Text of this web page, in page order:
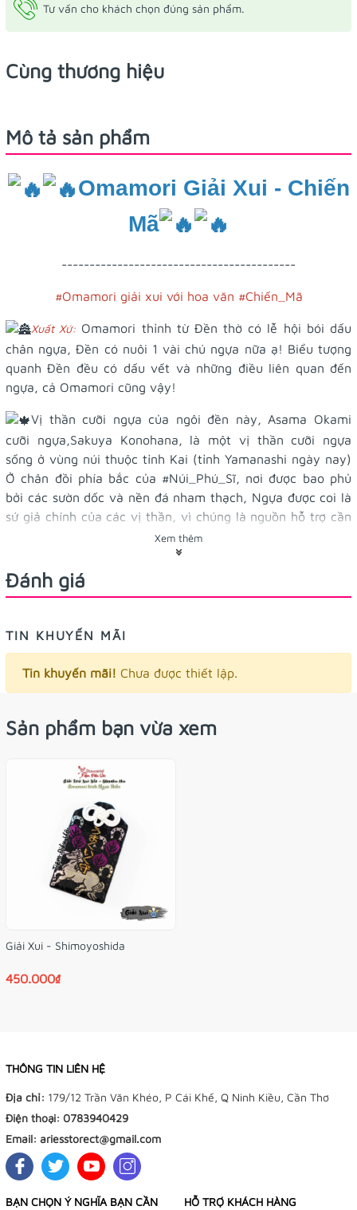
Tư vấn cho khách chọn đúng sản phẩm.
Cùng thương hiệu
Mô tả sản phẩm
Omamori Giải Xui - Chiến
Mã
------------------------------------------
#Omamori giải xui với hoa văn #Chiến_Mã
Xuất Xứ: Omamori thỉnh từ Đền thờ có lễ hội bói dấu
chân ngựa, Đền có nuôi 1 vài chú ngựa nữa ạ! Biểu tượng
quanh Đền đều có dấu vết và những điều liên quan đến
ngựa, cả Omamori cũng vậy!
Vị thần cưỡi ngựa của ngôi đền này, Asama Okami
cưỡi ngựa,Sakuya Konohana, là một vị thần cưỡi ngựa
sống ở vùng núi thuộc tỉnh Kai (tỉnh Yamanashi ngày nay)
Ở chân đồi phía bắc của #Núi_Phú_Sĩ, nơi được bao phủ
bởi các sườn dốc và nền đá nham thạch, Ngựa được coi là
sứ giả chính của các vị thần, vì chúng là nguồn hỗ trợ cần
thiết và quan trọng cho cuộc sống của con người, bao gồm
cả trồng trọt và vận chuyển hàng hóa.
Sau chiến tranh, những người thờ phượng của giáo dân
thăm dò đức tin tỉnh Yamanashi của Mainichi Shimbun, và
vào ngày 15 tháng 6 năm 1957, họ được xếp hạng thứ hai
Ý nghĩa:Cầu giải trừ vận xui, bảo vệ khỏi những điều tà
ác, mang đến vận may, tránh tai nạn, tốt cho những năm
hạn#Thái_Tuế(#Trị_Thái_Tuế
, năm#tam_tai
Kích thước:4x7cm - Hợp để treo balo/túi xách hoặc
Tặng kèm túi nhựa bảo vệ bên ngoài và vòng tay xinh
xinh nhé!
Xem thêm
Đánh giá
TIN KHUYẾN MÃI
Tin khuyến mãi! Chưa được thiết lập.
Sản phẩm bạn vừa xem
Giải Xui - Shimoyoshida
450.000₫
THÔNG TIN LIÊN HỆ
Địa chỉ: 179/12 Trần Văn Khéo, P Cái Khế, Q Ninh Kiều, Cần Thơ
Điện thoại: 0783940429
Email: ariesstorect@gmail.com
BẠN CHỌN Ý NGHĨA BẠN CẦN
HỖ TRỢ KHÁCH HÀNG